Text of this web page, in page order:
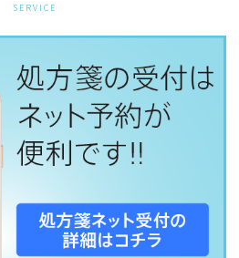
SERVICE